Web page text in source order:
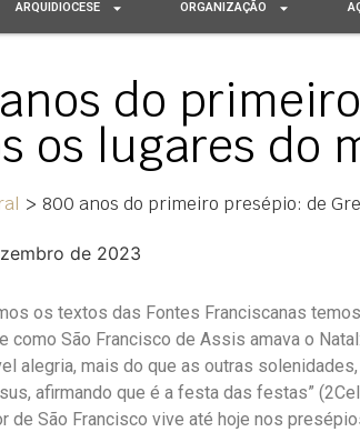
ARQUIDIOCESE ORGANIZAÇÃO
do
os lugares do
> 800 anos do primeiro presépio: de
de 2023
os textos das Fontes Franciscanas
como São Francisco de Assis amava o
alegria, mais do que as outras
afirmando que é a festa das festas”
de São Francisco vive até hoje nos